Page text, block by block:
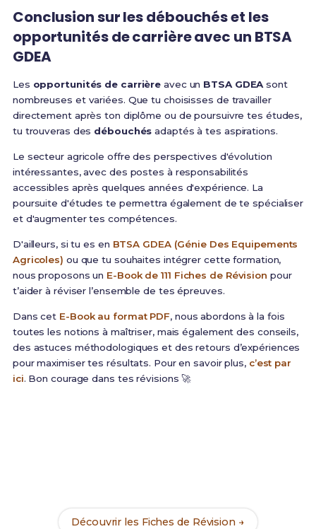
Conclusion sur les débouchés et les
opportunités de carrière avec un BTSA
GDEA
Les opportunités de carrière avec un BTSA GDEAsont
nombreuses et variées. Que tu choisisses de travailler
directement après ton diplôme ou de poursuivre tes études,
tu trouveras des débouchés adaptés à tes aspirations.
Le secteur agricole offre des perspectives d'évolution
intéressantes, avec des postes à responsabilités
accessibles après quelques années d'expérience. La
poursuite d'études te permettra également de te spécialiser
et d'augmenter tes compétences.
D'ailleurs, si tu es en BTSA GDEA (Génie Des Equipements
Agricoles) ou que tu souhaites intégrer cette formation,
nous proposons un E-Book de 111 Fiches de Révision pour
t’aider à réviser l’ensemble de tes épreuves.
Dans cet E-Book au format PDF, nous abordons à la fois
toutes les notions à maîtriser, mais également des conseils,
des astuces méthodologiques et des retours d’expériences
pour maximiser tes résultats. Pour en savoir plus, c’est par
ici. Bon courage dans tes révisions 🚀
Découvrir les Fiches de Révision →